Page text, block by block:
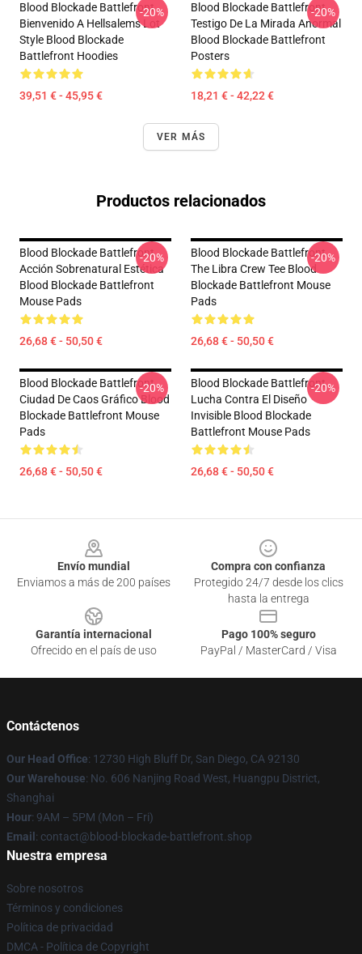
Blood Blockade Battlefront
Bienvenido A Hellsalems Lot
Style Blood Blockade
Battlefront Hoodies
39,51 € - 45,95 €
-20%
Blood Blockade Battlefront
Testigo De La Mirada Anormal
Blood Blockade Battlefront
Posters
18,21 € - 42,22 €
-20%
VER MÁS
Productos relacionados
Blood Blockade Battlefront
Acción Sobrenatural Estética
Blood Blockade Battlefront
Mouse Pads
26,68 € - 50,50 €
-20%
Blood Blockade Battlefront
The Libra Crew Tee Blood
Blockade Battlefront Mouse
Pads
26,68 € - 50,50 €
-20%
Blood Blockade Battlefront
Ciudad De Caos Gráfico Blood
Blockade Battlefront Mouse
Pads
26,68 € - 50,50 €
-20%
Blood Blockade Battlefront
Lucha Contra El Diseño
Invisible Blood Blockade
Battlefront Mouse Pads
26,68 € - 50,50 €
-20%
Envío mundial
Enviamos a más de 200 países
Compra con confianza
Protegido 24/7 desde los clics
hasta la entrega
Garantía internacional
Ofrecido en el país de uso
Pago 100% seguro
PayPal / MasterCard / Visa
Contáctenos
Our Head Office: 12730 High Bluff Dr, San Diego, CA 92130
Our Warehouse: No. 606 Nanjing Road West, Huangpu District,
Shanghai
Hour: 9AM – 5PM (Mon – Fri)
Email : contact@blood-blockade-battlefront.shop
Nuestra empresa
Sobre nosotros
Términos y condiciones
Política de privacidad
DMCA - Política de Copyright